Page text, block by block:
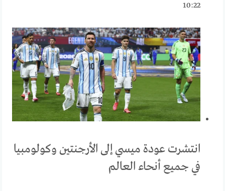
10:22
انتشرت عودة ميسي إلى الأرجنتين وكولومبيا
في جميع أنحاء العالم